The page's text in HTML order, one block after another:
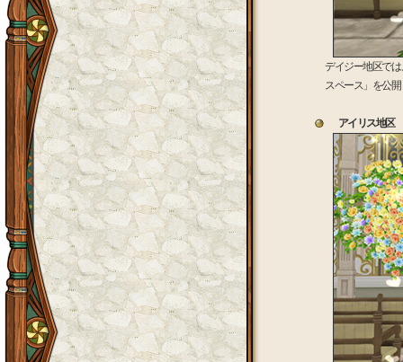
デイジー地区で
スペース」を公開
アイリス地区